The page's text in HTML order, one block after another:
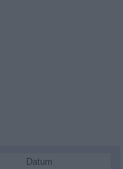
Datum